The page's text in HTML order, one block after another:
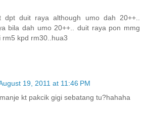
duit raya although umo dah 20++..
bila dah umo 20++.. duit raya pon mmg
rm5 kpd rm30..hua3
19, 2011 at 11:46 PM
kt pakcik gigi sebatang tu?hahaha